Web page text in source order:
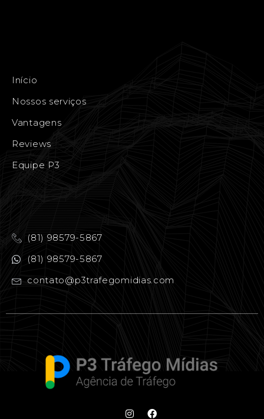
Início
Nossos serviços
Vantagens
Reviews
Equipe P3
(81) 98579-5867
(81) 98579-5867
contato@p3trafegomidias.com